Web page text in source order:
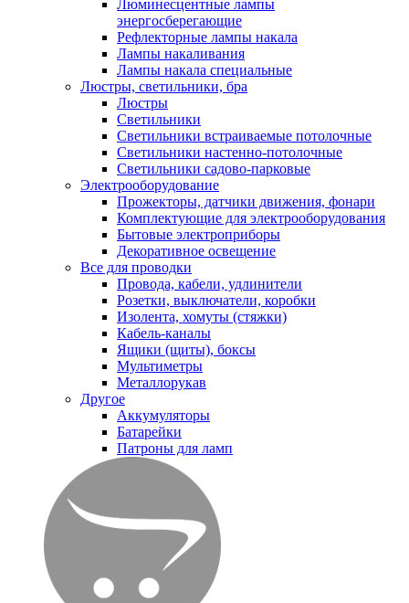
Люминесцентные лампы
энергосберегающие
Рефлекторные лампы накала
Лампы накаливания
Лампы накала специальные
Люстры, светильники, бра
Люстры
Светильники
Светильники встраиваемые потолочные
Светильники настенно-потолочные
Светильники садово-парковые
Электрооборудование
Прожекторы, датчики движения, фонари
Комплектующие для электрооборудования
Бытовые электроприборы
Декоративное освещение
Все для проводки
Провода, кабели, удлинители
Розетки, выключатели, коробки
Изолента, хомуты (стяжки)
Кабель-каналы
Ящики (щиты), боксы
Мультиметры
Металлорукав
Другое
Аккумуляторы
Батарейки
Патроны для ламп